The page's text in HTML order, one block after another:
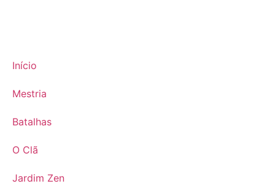
Início
Mestria
Batalhas
O Clã
Jardim Zen